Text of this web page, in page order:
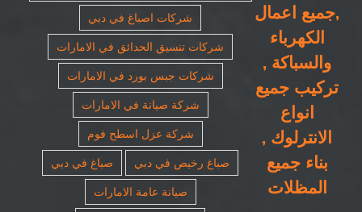
,جميع اعمال
الكهرباء
والسباكة ,
تركيب جميع
انواع
الانترلوك ,
بناء جميع
المظلات
شركات اصباغ في دبي
شركات تنسيق الحدائق في الامارات
شركات جبس بورد في الامارات
شركة صيانة في الامارات
شركة عزل اسطح فوم
صباغ رخيص في دبي
صباغ في دبي
صيانة عامة الامارات